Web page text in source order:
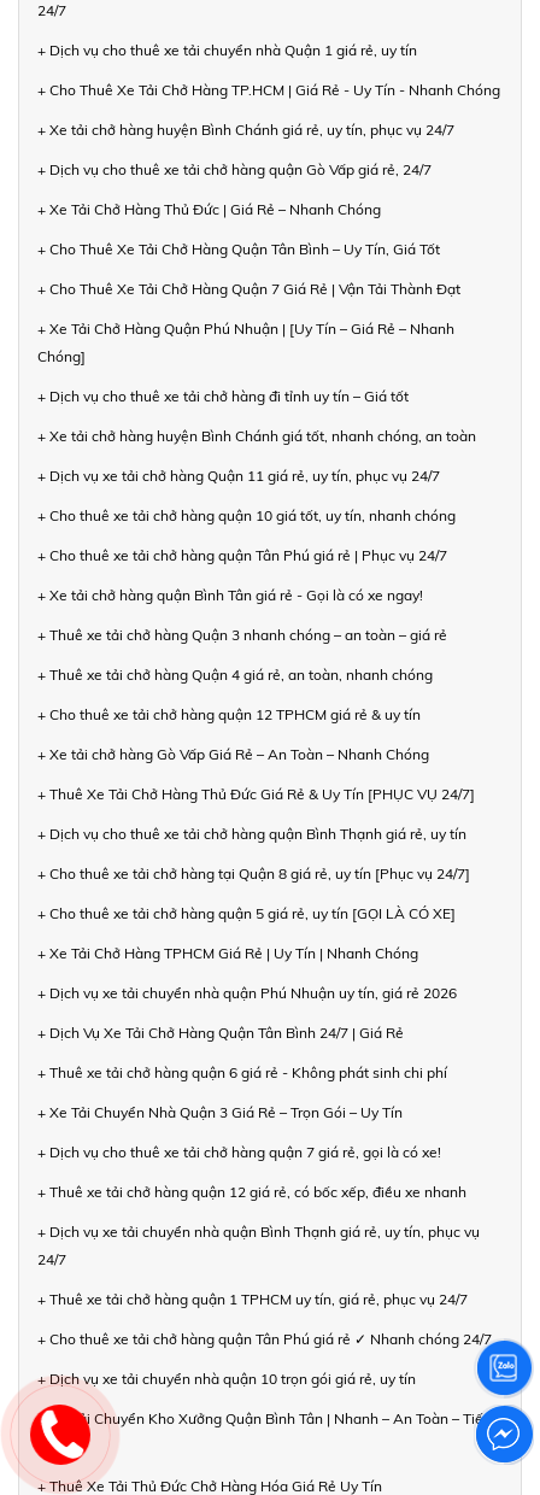
24/7
+ Dịch vụ cho thuê xe tải chuyển nhà Quận 1 giá rẻ, uy tín
+ Cho Thuê Xe Tải Chở Hàng TP.HCM | Giá Rẻ - Uy Tín - Nhanh Chóng
+ Xe tải chở hàng huyện Bình Chánh giá rẻ, uy tín, phục vụ 24/7
+ Dịch vụ cho thuê xe tải chở hàng quận Gò Vấp giá rẻ, 24/7
+ Xe Tải Chở Hàng Thủ Đức | Giá Rẻ – Nhanh Chóng
+ Cho Thuê Xe Tải Chở Hàng Quận Tân Bình – Uy Tín, Giá Tốt
+ Cho Thuê Xe Tải Chở Hàng Quận 7 Giá Rẻ | Vận Tải Thành Đạt
+ Xe Tải Chở Hàng Quận Phú Nhuận | [Uy Tín – Giá Rẻ – Nhanh
Chóng]
+ Dịch vụ cho thuê xe tải chở hàng đi tỉnh uy tín – Giá tốt
+ Xe tải chở hàng huyện Bình Chánh giá tốt, nhanh chóng, an toàn
+ Dịch vụ xe tải chở hàng Quận 11 giá rẻ, uy tín, phục vụ 24/7
+ Cho thuê xe tải chở hàng quận 10 giá tốt, uy tín, nhanh chóng
+ Cho thuê xe tải chở hàng quận Tân Phú giá rẻ | Phục vụ 24/7
+ Xe tải chở hàng quận Bình Tân giá rẻ - Gọi là có xe ngay!
+ Thuê xe tải chở hàng Quận 3 nhanh chóng – an toàn – giá rẻ
+ Thuê xe tải chở hàng Quận 4 giá rẻ, an toàn, nhanh chóng
+ Cho thuê xe tải chở hàng quận 12 TPHCM giá rẻ & uy tín
+ Xe tải chở hàng Gò Vấp Giá Rẻ – An Toàn – Nhanh Chóng
+ Thuê Xe Tải Chở Hàng Thủ Đức Giá Rẻ & Uy Tín [PHỤC VỤ 24/7]
+ Dịch vụ cho thuê xe tải chở hàng quận Bình Thạnh giá rẻ, uy tín
+ Cho thuê xe tải chở hàng tại Quận 8 giá rẻ, uy tín [Phục vụ 24/7]
+ Cho thuê xe tải chở hàng quận 5 giá rẻ, uy tín [GỌI LÀ CÓ XE]
+ Xe Tải Chở Hàng TPHCM Giá Rẻ | Uy Tín | Nhanh Chóng
+ Dịch vụ xe tải chuyển nhà quận Phú Nhuận uy tín, giá rẻ 2026
+ Dịch Vụ Xe Tải Chở Hàng Quận Tân Bình 24/7 | Giá Rẻ
+ Thuê xe tải chở hàng quận 6 giá rẻ - Không phát sinh chi phí
+ Xe Tải Chuyển Nhà Quận 3 Giá Rẻ – Trọn Gói – Uy Tín
+ Dịch vụ cho thuê xe tải chở hàng quận 7 giá rẻ, gọi là có xe!
+ Thuê xe tải chở hàng quận 12 giá rẻ, có bốc xếp, điều xe nhanh
+ Dịch vụ xe tải chuyển nhà quận Bình Thạnh giá rẻ, uy tín, phục vụ
24/7
+ Thuê xe tải chở hàng quận 1 TPHCM uy tín, giá rẻ, phục vụ 24/7
+ Cho thuê xe tải chở hàng quận Tân Phú giá rẻ ✓ Nhanh chóng 24/7
+ Dịch vụ xe tải chuyển nhà quận 10 trọn gói giá rẻ, uy tín
+ Xe Tải Chuyển Kho Xưởng Quận Bình Tân | Nhanh – An Toàn – Tiết
Kiệm
+ Thuê Xe Tải Thủ Đức Chở Hàng Hóa Giá Rẻ Uy Tín